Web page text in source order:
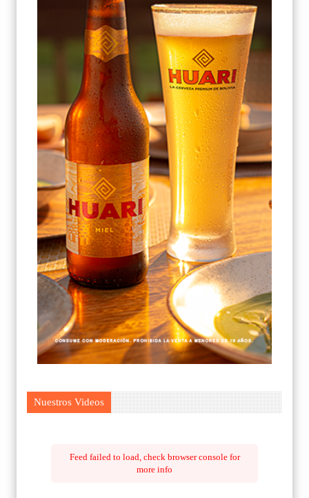
Nuestros Videos
Feed failed to load, check browser console for
more info